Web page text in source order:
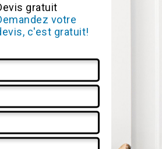
gratuit
votre
c'est gratuit!